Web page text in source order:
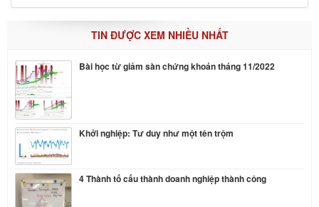
TIN ĐƯỢC XEM NHIỀU NHẤT
Bài học từ giảm sàn chứng khoán tháng 11/2022
Khởi nghiệp: Tư duy như một tên trộm
4 Thành tố cấu thành doanh nghiệp thành công